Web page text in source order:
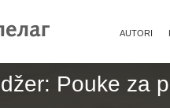
AUTORI
Pouke za